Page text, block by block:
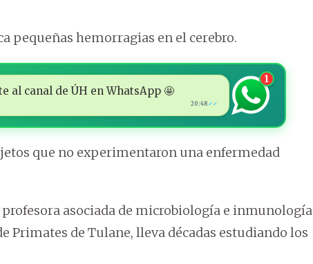
pequeñas hemorragias en el cerebro.
al canal de ÚH en WhatsApp 🤩
20:48 ✓✓
1
que no experimentaron una enfermedad
asociada de microbiología e inmunología
Primates de Tulane, lleva décadas estudiando los